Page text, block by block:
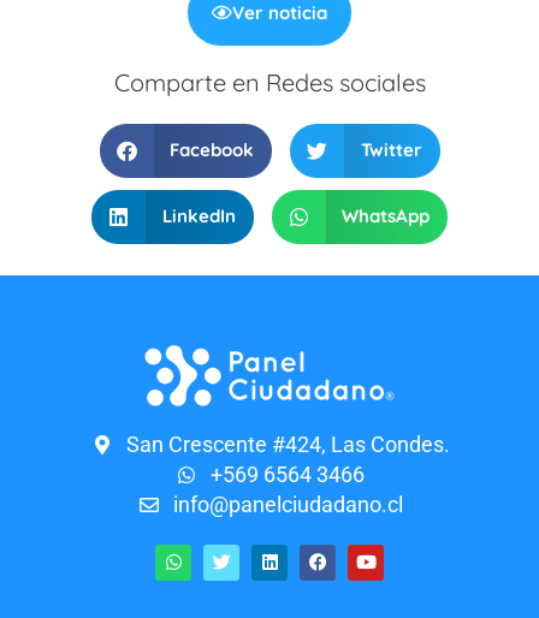
Ver noticia
Comparte en Redes sociales
Facebook Twitter
LinkedIn WhatsApp
San Crescente #424, Las Condes.
+569 6564 3466
info@panelciudadano.cl